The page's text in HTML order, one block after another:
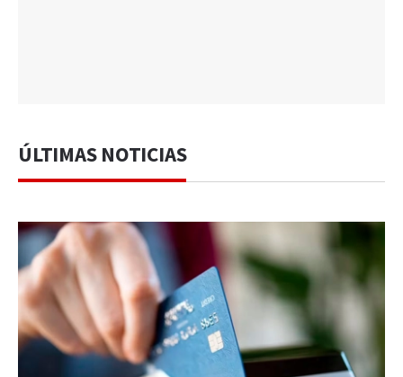
ÚLTIMAS NOTICIAS